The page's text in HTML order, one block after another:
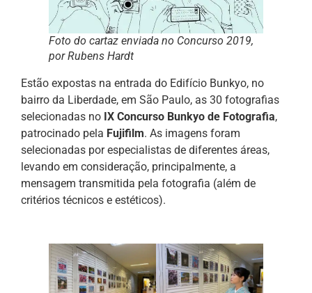
Foto do cartaz enviada no Concurso 2019,
por Rubens Hardt
Estão expostas na entrada do Edifício Bunkyo, no
bairro da Liberdade, em São Paulo, as 30 fotografias
selecionadas no IX Concurso Bunkyo de Fotografia,
patrocinado pela Fujifilm. As imagens foram
selecionadas por especialistas de diferentes áreas,
levando em consideração, principalmente, a
mensagem transmitida pela fotografia (além de
critérios técnicos e estéticos).